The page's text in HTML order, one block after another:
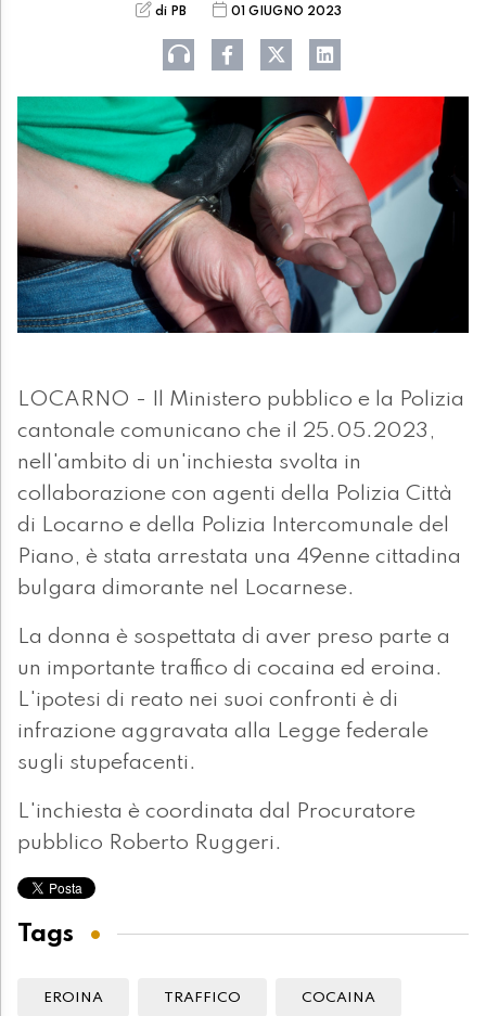
di PB 01 GIUGNO 2023
LOCARNO - Il Ministero pubblico e la Polizia
cantonale comunicano che il 25.05.2023,
nell'ambito di un'inchiesta svolta in
collaborazione con agenti della Polizia Città
di Locarno e della Polizia Intercomunale del
Piano, è stata arrestata una 49enne cittadina
bulgara dimorante nel Locarnese.
La donna è sospettata di aver preso parte a
un importante traffico di cocaina ed eroina.
L'ipotesi di reato nei suoi confronti è di
infrazione aggravata alla Legge federale
sugli stupefacenti.
L'inchiesta è coordinata dal Procuratore
pubblico Roberto Ruggeri.
Tags
EROINA TRAFFICO COCAINA